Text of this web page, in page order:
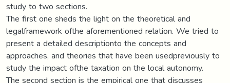
study to two sections.
The first one sheds the light on the theoretical and
legalframework ofthe aforementioned relation. We tried to
present a detailed descriptionto the concepts and
approaches, and theories that have been usedpreviously to
study the impact ofthe taxation on the local autonomy.